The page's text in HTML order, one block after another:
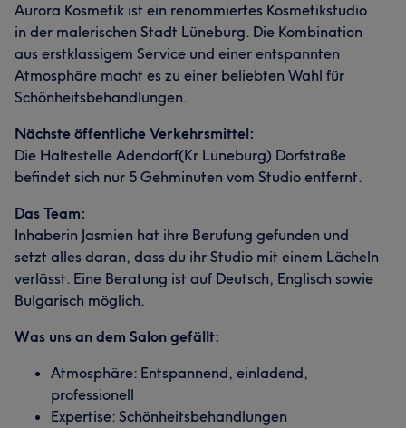
Aurora Kosmetik ist ein renommiertes Kosmetikstudio
in der malerischen Stadt Lüneburg. Die Kombination
aus erstklassigem Service und einer entspannten
Atmosphäre macht es zu einer beliebten Wahl für
Schönheitsbehandlungen.
Nächste öffentliche Verkehrsmittel:
Die Haltestelle Adendorf(Kr Lüneburg) Dorfstraße
befindet sich nur 5 Gehminuten vom Studio entfernt.
Das Team:
Inhaberin Jasmien hat ihre Berufung gefunden und
setzt alles daran, dass du ihr Studio mit einem Lächeln
verlässt. Eine Beratung ist auf Deutsch, Englisch sowie
Bulgarisch möglich.
Was uns an dem Salon gefällt:
Atmosphäre: Entspannend, einladend,
professionell
Expertise: Schönheitsbehandlungen